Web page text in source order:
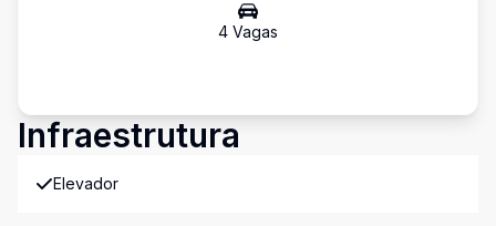
4 Vagas
Infraestrutura
Elevador